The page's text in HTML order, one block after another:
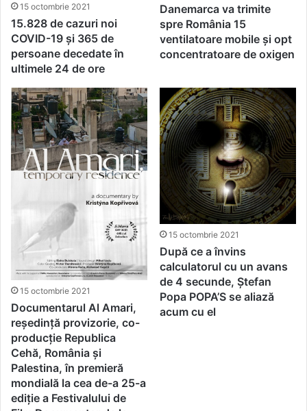
15 octombrie 2021
15.828 de cazuri noi
COVID-19 și 365 de
persoane decedate în
ultimele 24 de ore
Danemarca va trimite
spre România 15
ventilatoare mobile și opt
concentratoare de oxigen
15 octombrie 2021
Documentarul Al Amari,
reședință provizorie, co-
producție Republica
Cehă, România și
Palestina, în premieră
mondială la cea de-a 25-a
ediție a Festivalului de
15 octombrie 2021
După ce a învins
calculatorul cu un avans
de 4 secunde, Ștefan
Popa POPA’S se aliază
acum cu el